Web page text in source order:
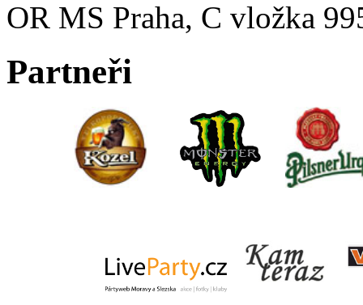
OR MS Praha, C vložka
Partneři